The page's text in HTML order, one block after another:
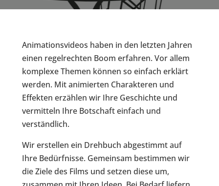
Animationsvideos haben in den letzten Jahren
einen regelrechten Boom erfahren. Vor allem
komplexe Themen können so einfach erklärt
werden. Mit animierten Charakteren und
Effekten erzählen wir Ihre Geschichte und
vermitteln Ihre Botschaft einfach und
verständlich.
Wir erstellen ein Drehbuch abgestimmt auf
Ihre Bedürfnisse. Gemeinsam bestimmen wir
die Ziele des Films und setzen diese um,